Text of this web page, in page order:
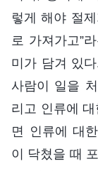
렇게 해야 절
로 가져가고”
미가 담겨 있
사람이 일을
리고 인류에
면 인류에 대
이 닥쳤을 때